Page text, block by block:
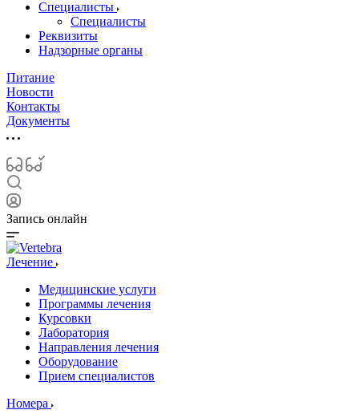
Специалисты
Специалисты
Реквизиты
Надзорные органы
Питание
Новости
Контакты
Документы
Запись онлайн
Лечение
Медицинские услуги
Программы лечения
Курсовки
Лаборатория
Направления лечения
Оборудование
Прием специалистов
Номера